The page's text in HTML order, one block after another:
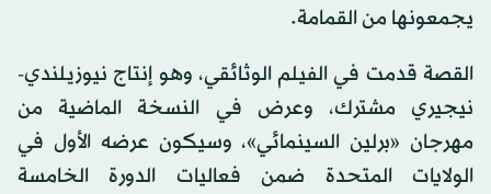
يجمعونها من القمامة.
القصة قدمت في الفيلم الوثائقي، وهو إنتاج نيوزيلندي-
نيجيري مشترك، وعرض في النسخة الماضية من
مهرجان «برلين السينمائي»، وسيكون عرضه الأول في
الولايات المتحدة ضمن فعاليات الدورة الخامسة